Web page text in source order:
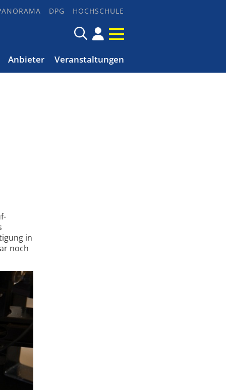
DPG HOCHSCHULE
Anbieter Veranstaltungen
in
noch